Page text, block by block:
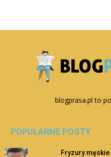
blogprasa.pl to
POPULARNE POSTY
Fryzury